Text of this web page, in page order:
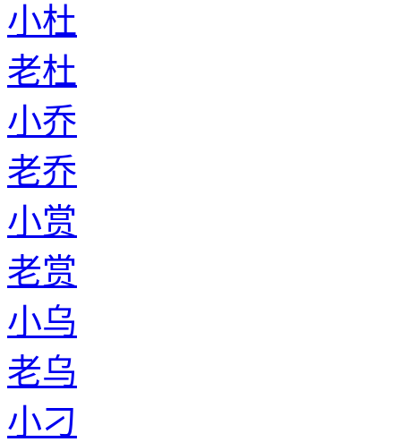
小杜
老杜
小乔
老乔
小赏
老赏
小乌
老乌
小刁